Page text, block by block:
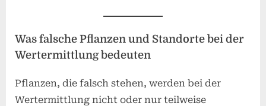
Was falsche Pflanzen und Standorte bei der
Wertermittlung bedeuten
Pflanzen, die falsch stehen, werden bei der
Wertermittlung nicht oder nur teilweise